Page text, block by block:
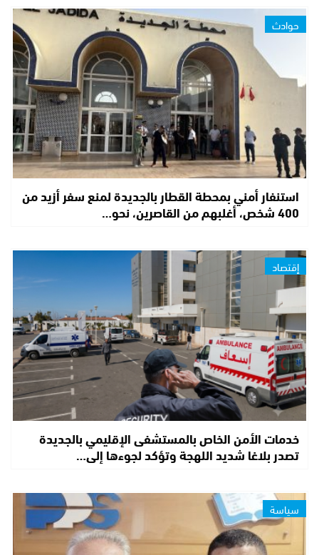
حوادث
استنفار أمني بمحطة القطار بالجديدة لمنع سفر أزيد من
400 شخص، أغلبهم من القاصرين، نحو…
إقتصاد
خدمات الأمن الخاص بالمستشفى الإقليمي بالجديدة
تصدر بلاغا شديد اللهجة وتؤكد لجوءها إلى…
سياسة